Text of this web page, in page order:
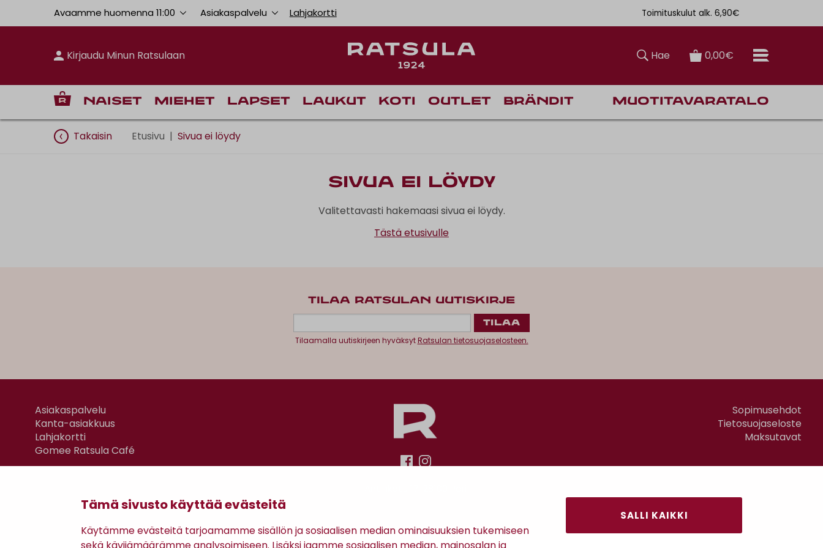
Tämä sivusto käyttää evästeitä
Käytämme evästeitä tarjoamamme sisällön ja sosiaalisen median ominaisuuksien tukemiseen
SALLI KAIKKI
Avaamme huomenna 11:00 Asiakaspalvelu Lahjakortti Toimituskulut alk. 6,90€
Kirjaudu Minun Ratsulaan Hae 0,00€
Naiset Miehet Lapset Laukut Koti Outlet Brändit Muotitavaratalo
Takaisin Etusivu | Sivua ei löydy
Sivua ei löydy
Valitettavasti hakemaasi sivua ei löydy.
Tästä etusivulle
TILAA RATSULAN UUTISKIRJE
Tilaamalla uutiskirjeen hyväksytRatsulan tietosuojaselosteen.
Asiakaspalvelu
Kanta-asiakkuus
Lahjakortti
Gomee Ratsula Café
Sopimusehdot
Tietosuojaseloste
Maksutavat